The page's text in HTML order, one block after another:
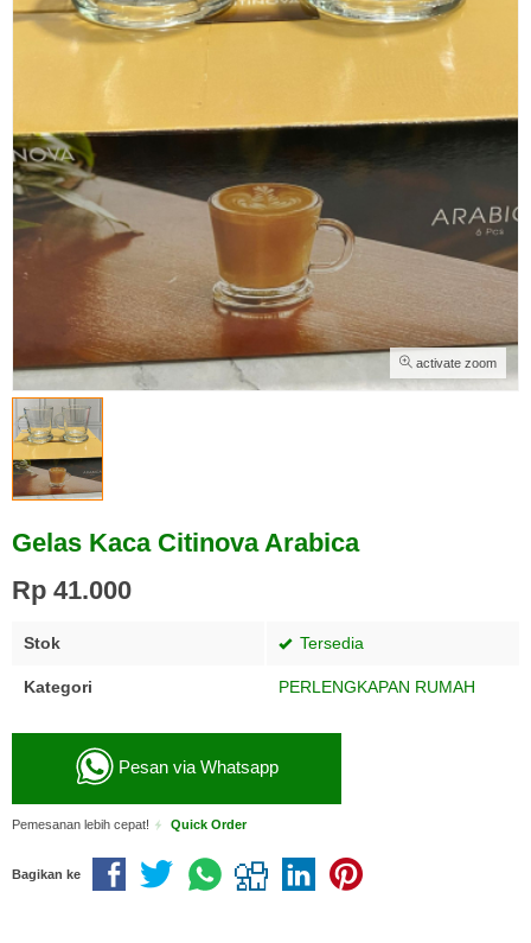
activate zoom
Gelas Kaca Citinova Arabica
Rp 41.000
Stok Tersedia
Kategori PERLENGKAPAN RUMAH
Pesan via Whatsapp
Pemesanan lebih cepat! Quick Order
Bagikan ke